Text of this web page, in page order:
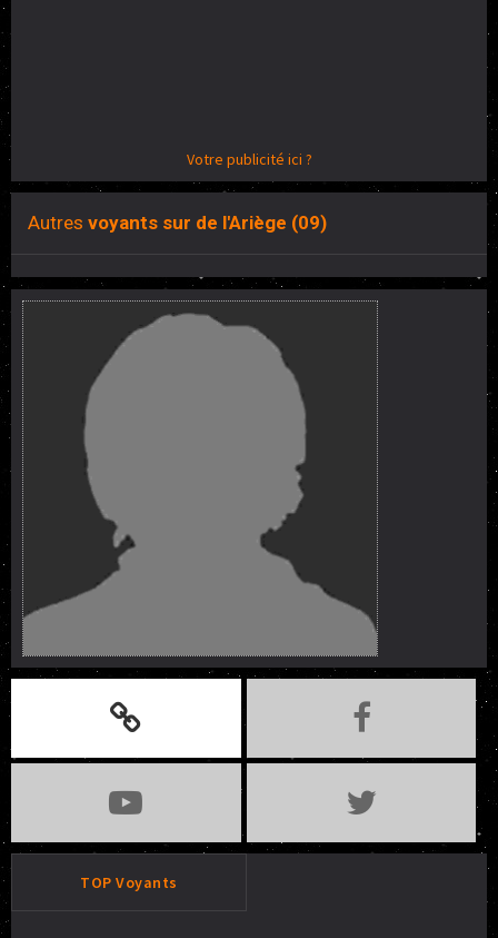
Votre publicité ici ?
Autres voyants sur de l'Ariège (09)
TOP Voyants